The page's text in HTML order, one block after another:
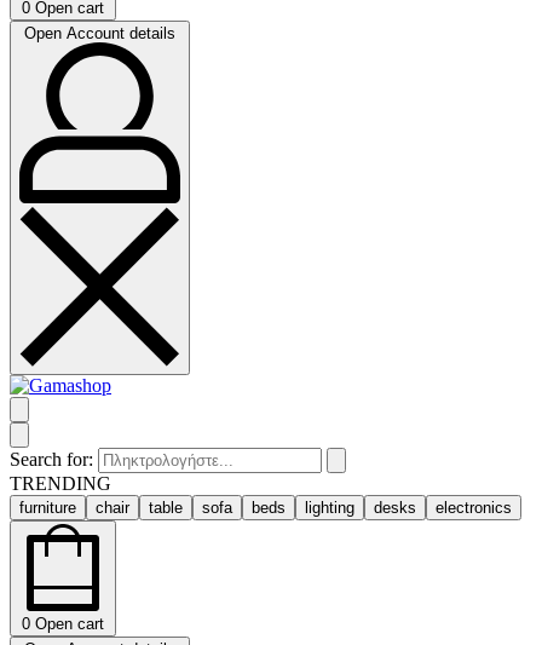
0 Open cart
Open Account details
Search for:
TRENDING
furniture chair table sofa beds lighting desks electronics
0 Open cart